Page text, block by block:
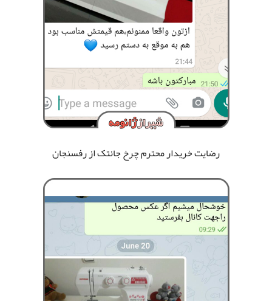
رضایت خریدار محترم چرخ جانتکاز رفسنجان